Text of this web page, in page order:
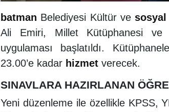
batman Belediyesi Kültür ve sosyal
Ali Emiri, Millet Kütüphanesi ve
uygulaması başlatıldı.
23.00’e kadar hizmet verecek.
SINAVLARA HAZIRLANAN
Yeni düzenleme ile özellikle KPSS,